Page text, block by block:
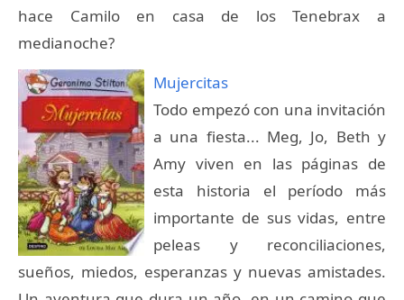
hace Camilo en casa de los Tenebrax a
medianoche?
Mujercitas
Todo empezó con una invitación
a una fiesta... Meg, Jo, Beth y
Amy viven en las páginas de
esta historia el período más
importante de sus vidas, entre
peleas y reconciliaciones,
sueños, miedos, esperanzas y nuevas amistades.